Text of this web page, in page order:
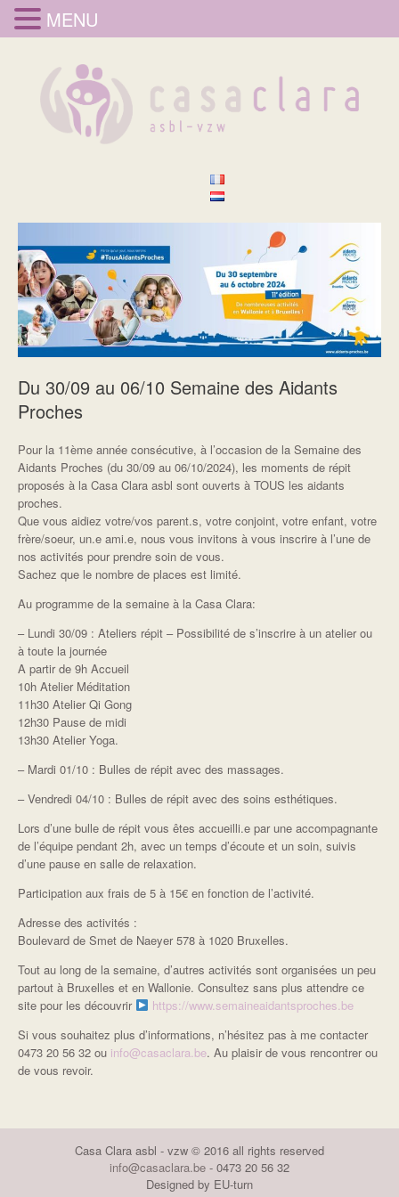
Du 30/09 au 06/10 Semaine des Aidants
Proches
Pour la 11ème année consécutive, à l’occasion de la Semaine des
Aidants Proches (du 30/09 au 06/10/2024), les moments de répit
proposés à la Casa Clara asbl sont ouverts à TOUS les aidants
proches.
Que vous aidiez votre/vos parent.s, votre conjoint, votre enfant, votre
frère/soeur, un.e ami.e, nous vous invitons à vous inscrire à l’une de
nos activités pour prendre soin de vous.
Sachez que le nombre de places est limité.
Au programme de la semaine à la Casa Clara:
– Lundi 30/09 : Ateliers répit – Possibilité de s’inscrire à un atelier ou
à toute la journée
A partir de 9h Accueil
10h Atelier Méditation
11h30 Atelier Qi Gong
12h30 Pause de midi
13h30 Atelier Yoga.
– Mardi 01/10 : Bulles de répit avec des massages.
– Vendredi 04/10 : Bulles de répit avec des soins esthétiques.
Lors d’une bulle de répit vous êtes accueilli.e par une accompagnante
de l’équipe pendant 2h, avec un temps d’écoute et un soin, suivis
d’une pause en salle de relaxation.
Participation aux frais de 5 à 15€ en fonction de l’activité.
Adresse des activités :
Boulevard de Smet de Naeyer 578 à 1020 Bruxelles.
Tout au long de la semaine, d’autres activités sont organisées un peu
partout à Bruxelles et en Wallonie. Consultez sans plus attendre ce
site pour les découvrir
https://www.semaineaidantsproches.be
Si vous souhaitez plus d’informations, n’hésitez pas à me contacter
0473 20 56 32 ou info@casaclara.be. Au plaisir de vous rencontrer ou
de vous revoir.
Casa Clara asbl - vzw © 2016 all rights reserved
info@casaclara.be - 0473 20 56 32
Designed by EU-turn
MENU